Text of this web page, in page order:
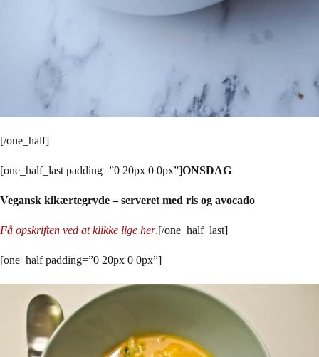
[/one_half]
[one_half_last padding=”0 20px 0 0px”]ONSDAG
Vegansk kikærtegryde – serveret med ris og avocado
Få opskriften ved at klikke lige her.[/one_half_last]
[one_half padding=”0 20px 0 0px”]